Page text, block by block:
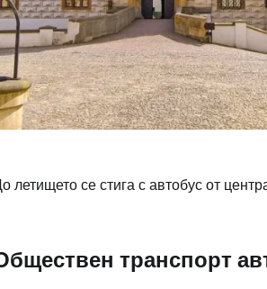
летището се стига с автобус от
транспорт